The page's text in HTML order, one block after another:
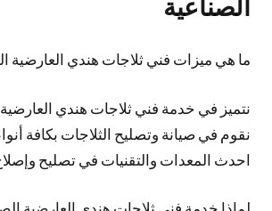
الصناعية
ما هي ميزات فني ثلاجات هندي العارضية
نتميز في خدمة فني ثلاجات هندي العارضية
نقوم في صيانة وتصليح الثلاجات بكافة
احدث المعدات والتقنيات في تصليح